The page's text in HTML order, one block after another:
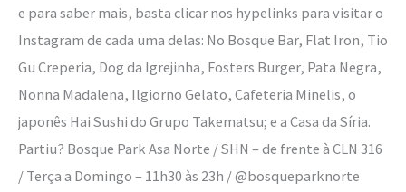
e para saber mais, basta clicar nos hypelinks para visitar o
Instagram de cada uma delas: No Bosque Bar, Flat Iron, Tio
Gu Creperia, Dog da Igrejinha, Fosters Burger, Pata Negra,
Nonna Madalena, Ilgiorno Gelato, Cafeteria Minelis, o
japonês Hai Sushi do Grupo Takematsu; e a Casa da Síria.
Partiu? Bosque Park Asa Norte / SHN – de frente à CLN 316
/ Terça a Domingo – 11h30 às 23h / @bosqueparknorte